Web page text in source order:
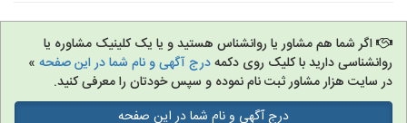
اگر شما هم مشاور یا روانشناس هستید و یا یک کلینیک مشاوره یا
روانشناسی دارید با کلیک روی دکمهدرج آگهی و نام شما در این صفحه »
در سایت هزار مشاور ثبت نام نموده و سپس خودتان را معرفی کنید.
درج آگهی و نام شما در این صفحه